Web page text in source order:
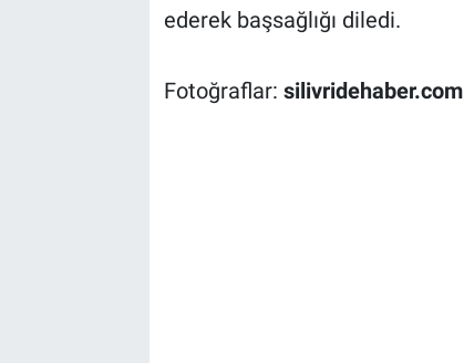
ederek başsağlığı diledi.
Fotoğraflar: silivridehaber.com